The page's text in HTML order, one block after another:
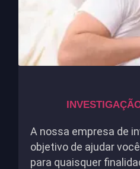
A nossa empresa de
objetivo de ajudar
para quaisquer